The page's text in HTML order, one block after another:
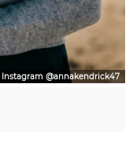
Instagram @annakendrick47